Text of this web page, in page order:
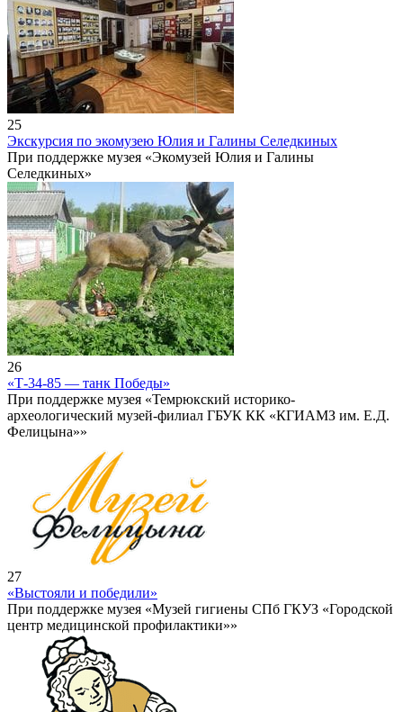
25
Экскурсия по экомузею Юлия и Галины Селедкиных
При поддержке музея «Экомузей Юлия и Галины
Селедкиных»
26
«Т-34-85 — танк Победы»
При поддержке музея «Темрюкский историко-
археологический музей-филиал ГБУК КК «КГИАМЗ им. Е.Д.
Фелицына»»
27
«Выстояли и победили»
При поддержке музея «Музей гигиены СПб ГКУЗ «Городской
центр медицинской профилактики»»